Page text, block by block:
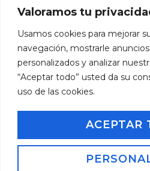
Valoramos tu
Usamos cookies para mejorar
navegación, mostrarle
personalizados y analizar
“Aceptar todo” usted da su
uso de las cookies.
ACEPTAR
embargo, los puntos de vista y las
únicamente los del autor o autores y
los de la Unión Europea o la
Europea ni la Comisión Europea
responsables de
Política de